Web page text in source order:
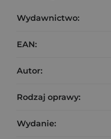
Wydawnictwo:
EAN:
Autor:
Rodzaj oprawy:
Wydanie: